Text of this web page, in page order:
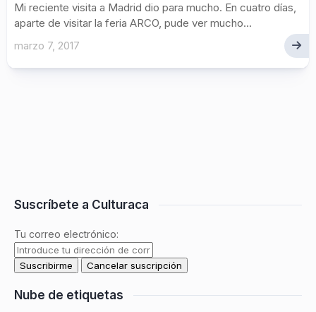
Mi reciente visita a Madrid dio para mucho. En cuatro días,
aparte de visitar la feria ARCO, pude ver mucho...
marzo 7, 2017
Suscríbete a Culturaca
Tu correo electrónico:
Nube de etiquetas